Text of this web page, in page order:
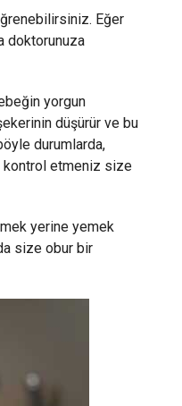
Eğer
doktorunuza
yorgun
düşürür ve bu
durumlarda,
kontrol etmeniz size
yerine yemek
size obur bir